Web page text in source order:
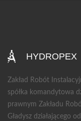
HYDROPEX
Zakład Robót
spółka komandytowa
prawnym Zakładu
Gładysz działającego